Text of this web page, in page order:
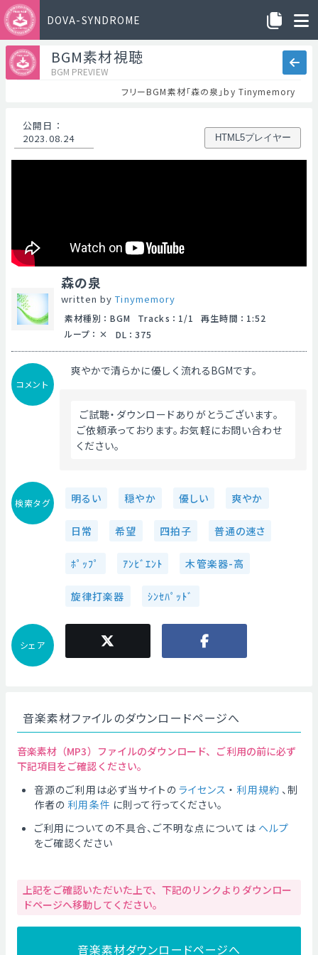
DOVA-SYNDROME
BGM素材視聴
BGM PREVIEW
フリーBGM素材「森の泉」by Tinymemory
公開日 ：
2023.08.24
HTML5プレイヤー
森の泉
written byTinymemory
素材種別 ： BGM Tracks ： 1/1 再生時間 ： 1:52
ループ ： DL ： 375
コメント
爽やかで清らかに優しく流れるBGMです。
ご試聴・ダウンロードありがとうございます。
ご依頼承っております。お気軽にお問い合わせ
ください。
検索タグ 明るい 穏やか 優しい 爽やか
日常 希望 四拍子 普通の速さ
ﾎﾟｯﾌﾟ ｱﾝﾋﾞｴﾝﾄ 木管楽器-高
旋律打楽器 ｼﾝｾﾊﾟｯﾄﾞ
シェア
音楽素材ファイルのダウンロードページへ
音楽素材（MP3）ファイルのダウンロード、ご利用の前に必ず
下記項目をご確認ください。
音源のご利用は必ず当サイトの ライセンス ・ 利用規約 、制
作者の 利用条件 に則って行ってください。
ご利用についての不具合、ご不明な点については ヘルプ
をご確認ください
上記をご確認いただいた上で、下記のリンクよりダウンロー
ドページへ移動してください。
音楽素材ダウンロードページへ